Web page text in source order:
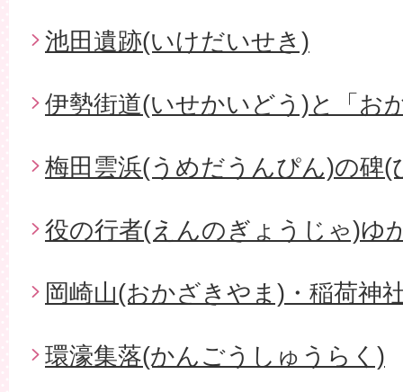
池田遺跡(いけだいせき)
伊勢街道(いせかいどう)と「お
梅田雲浜(うめだうんぴん)の碑(
役の行者(えんのぎょうじゃ)ゆ
岡崎山(おかざきやま)・稲荷神
環濠集落(かんごうしゅうらく)